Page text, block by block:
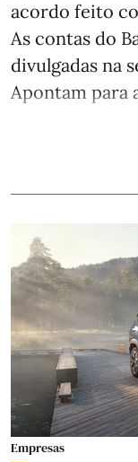
acordo feito
As contas do
divulgadas na
Apontam para
Empresas